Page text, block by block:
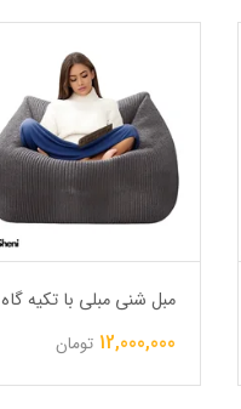
مبل شنی مبلی با تکیه گاه
12,000,000 تومان